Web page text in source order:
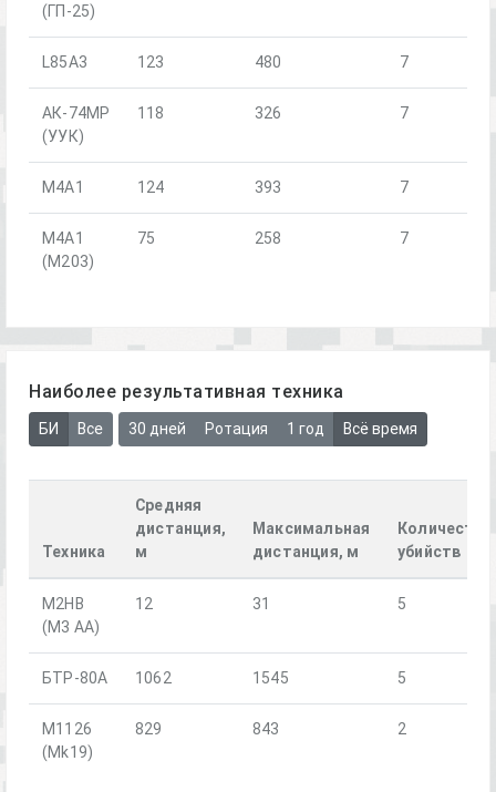
(ГП-25)
L85A3 123 480 7
АК-74МР
(УУК)
118 326 7
М4А1 124 393 7
М4А1
(М203)
75 258 7
Наиболее результативная техника
БИ Все 30 дней Ротация 1 год Всё время
Техника
Средняя
дистанция,
м
Максимальная
дистанция, м
Количество
убийств
M2HB
(M3 AA)
12 31 5
БТР-80А 1062 1545 5
M1126
(Mk19)
829 843 2